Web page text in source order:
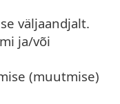
väljaandjalt.
ja/või
(muutmise)